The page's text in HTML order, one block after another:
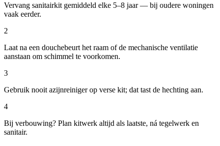
Vervang sanitairkit gemiddeld elke 5–8 jaar — bij oudere woningen
vaak eerder.
2
Laat na een douchebeurt het raam of de mechanische ventilatie
aanstaan om schimmel te voorkomen.
3
Gebruik nooit azijnreiniger op verse kit; dat tast de hechting aan.
4
Bij verbouwing? Plan kitwerk altijd als laatste, ná tegelwerk en
sanitair.